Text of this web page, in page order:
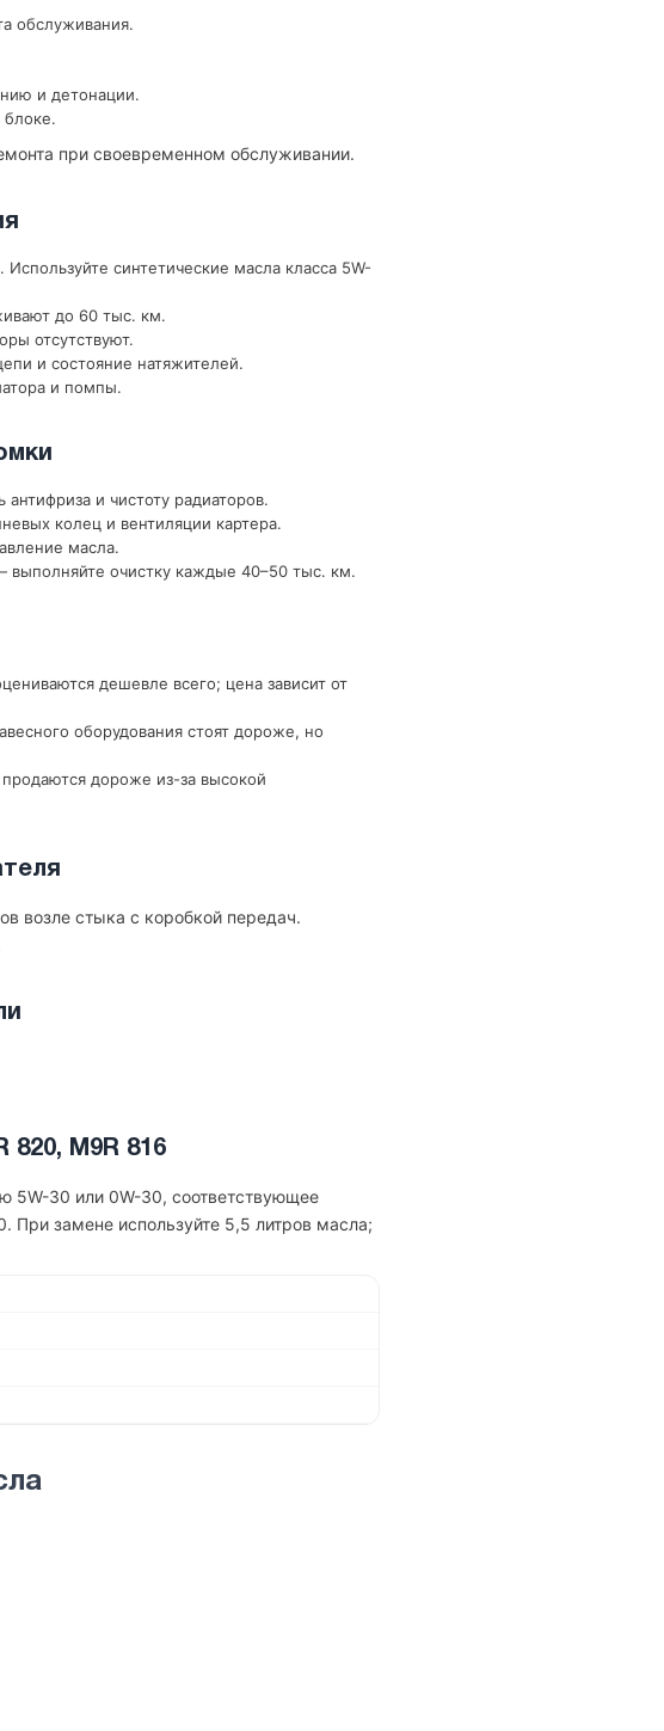
обслуживания.
и детонации.
блоке.
при своевременном обслуживании.
синтетические масла класса 5W-
до 60 тыс. км.
отсутствуют.
и состояние натяжителей.
и помпы.
и чистоту радиаторов.
колец и вентиляции картера.
масла.
выполняйте очистку каждые 40–50 тыс. км.
дешевле всего; цена зависит от
оборудования стоят дороже, но
дороже из-за высокой
возле стыка с коробкой передач.
820, M9R 816
5W-30 или 0W-30, соответствующее
При замене используйте 5,5 литров масла;